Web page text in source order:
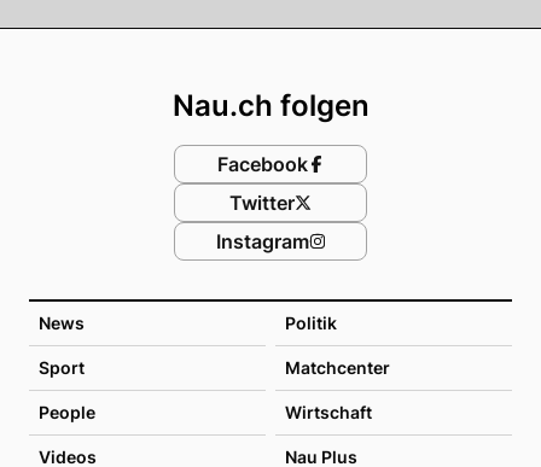
News Politik
Sport Matchcenter
People Wirtschaft
Videos Nau Plus
Nau.ch folgen
Facebook
Twitter
Instagram